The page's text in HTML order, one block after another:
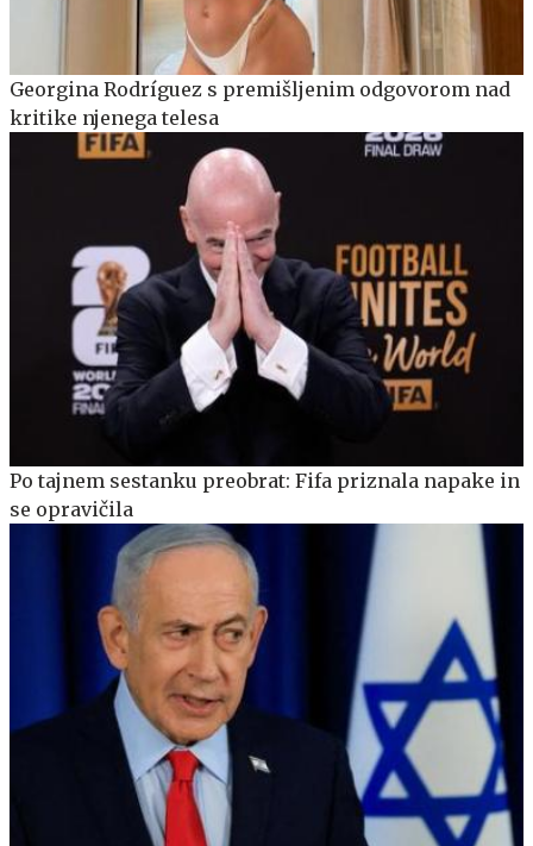
Georgina Rodríguez s premišljenim odgovorom nad
kritike njenega telesa
Po tajnem sestanku preobrat: Fifa priznala napake in
se opravičila